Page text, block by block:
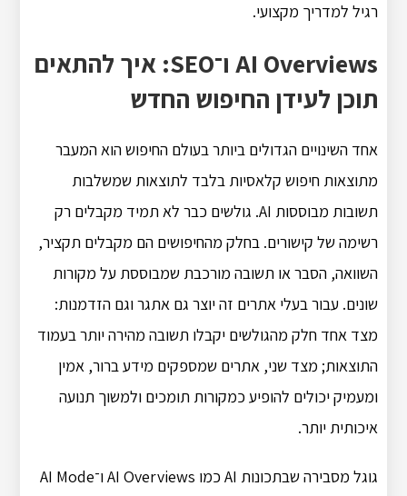
רגיל למדריך מקצועי.
AI Overviews ו־SEO: איך להתאים
תוכן לעידן החיפוש החדש
אחד השינויים הגדולים ביותר בעולם החיפוש הוא המעבר
מתוצאות חיפוש קלאסיות בלבד לתוצאות שמשלבות
תשובות מבוססות AI. גולשים כבר לא תמיד מקבלים רק
רשימה של קישורים. בחלק מהחיפושים הם מקבלים תקציר,
השוואה, הסבר או תשובה מורכבת שמבוססת על מקורות
שונים. עבור בעלי אתרים זה יוצר גם אתגר וגם הזדמנות:
מצד אחד חלק מהגולשים יקבלו תשובה מהירה יותר בעמוד
התוצאות; מצד שני, אתרים שמספקים מידע ברור, אמין
ומעמיק יכולים להופיע כמקורות תומכים ולמשוך תנועה
איכותית יותר.
גוגל מסבירה שבתכונות AI כמו AI Overviews ו־AI Mode